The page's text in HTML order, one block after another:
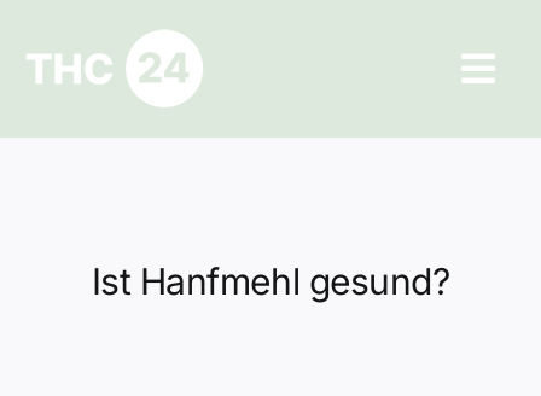
springen
Ratgeber
DatenschutzIst Hanfmehl gesund?